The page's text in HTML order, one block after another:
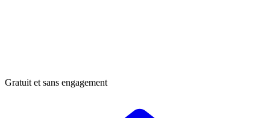
Gratuit et sans engagement